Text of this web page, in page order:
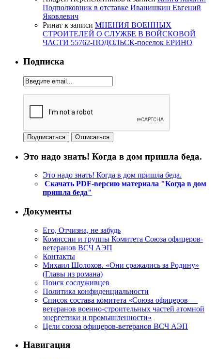
Подполковник в отставке Иванишкин Евгений
Яковлевич
Ринат к записи МНЕНИЯ ВОЕННЫХ
СТРОИТЕЛЕЙ О СЛУЖБЕ В ВОЙСКОВОЙ
ЧАСТИ 55762-ПОДОЛЬСК-поселок ЕРИНО
Подписка
Это надо знать! Когда в дом пришла беда.
Это надо знать! Когда в дом пришла беда.
Скачать PDF-версию материала "Когда в дом
пришла беда"
Документы
Его, Отчизна, не забудь
Комиссии и группы Комитета Союза офицеров-
ветеранов ВСЧ АЭП
Контакты
Михаил Шолохов. «Они сражались за Родину»
(Главы из романа)
Поиск сослуживцев
Политика конфиденциальности
Список состава комитета «Союза офицеров —
ветеранов военно-строительных частей атомной
энергетики и промышленности»
Цели союза офицеров-ветеранов ВСЧ АЭП
Навигация